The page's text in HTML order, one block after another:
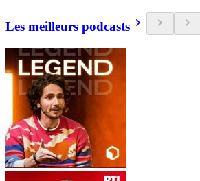
Les meilleurs podcasts